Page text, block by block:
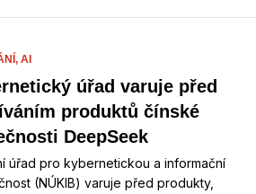
AI
úřad varuje před
produktů čínské
DeepSeek
úřad pro kybernetickou a informační
(NÚKIB) varuje před produkty,